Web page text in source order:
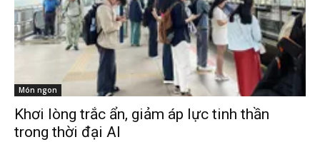
Món ngon
Khơi lòng trắc ẩn, giảm áp lực tinh thần
trong thời đại AI